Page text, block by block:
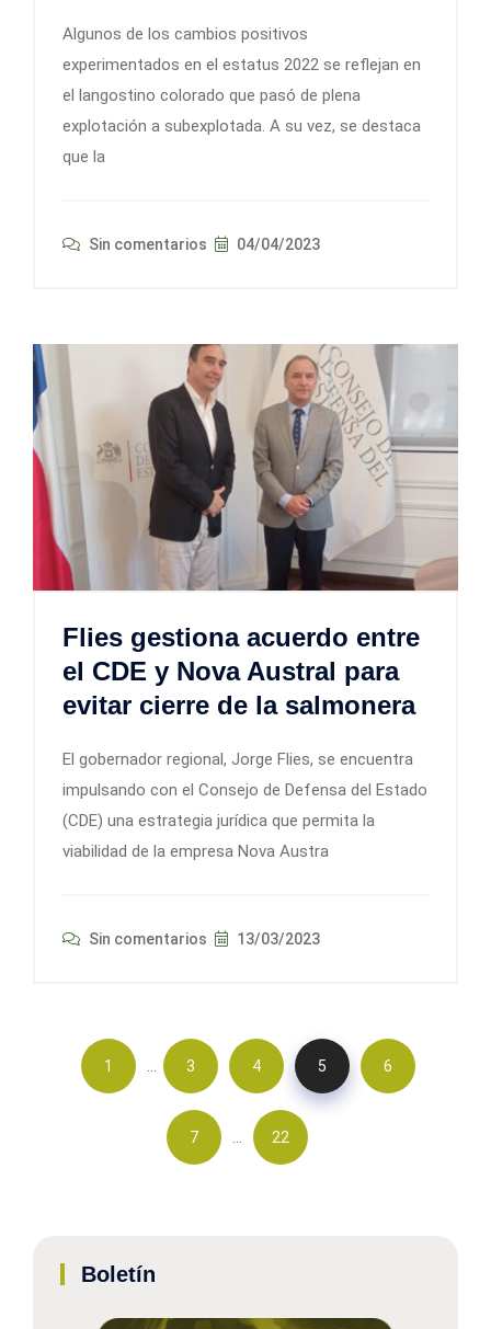
Algunos de los cambios positivos
experimentados en el estatus 2022 se reflejan en
el langostino colorado que pasó de plena
explotación a subexplotada. A su vez, se destaca
que la
Sin comentarios 04/04/2023
Flies gestiona acuerdo entre
el CDE y Nova Austral para
evitar cierre de la salmonera
El gobernador regional, Jorge Flies, se encuentra
impulsando con el Consejo de Defensa del Estado
(CDE) una estrategia jurídica que permita la
viabilidad de la empresa Nova Austra
Sin comentarios 13/03/2023
1 … 3 4 5 6
7 … 22
Boletín